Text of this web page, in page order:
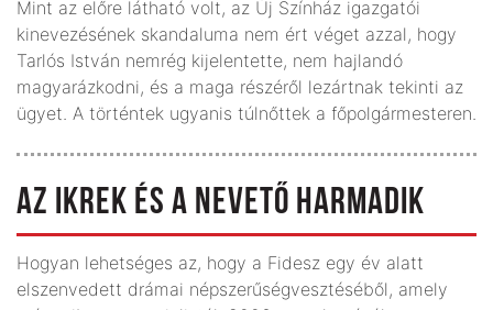
Mint az előre látható volt, az Új Színház igazgatói
kinevezésének skandaluma nem ért véget azzal, hogy
Tarlós István nemrég kijelentette, nem hajlandó
magyarázkodni, és a maga részéről lezártnak tekinti az
ügyet. A történtek ugyanis túlnőttek a főpolgármesteren.
AZ IKREK ÉS A NEVETŐ HARMADIK
Hogyan lehetséges az, hogy a Fidesz egy év alatt
elszenvedett drámai népszerűségvesztéséből, amely